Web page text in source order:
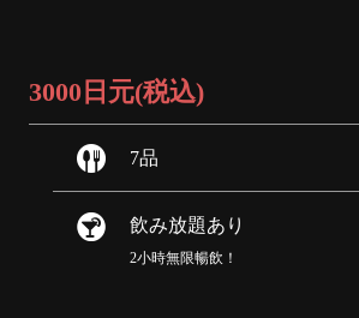
3000日元(税込)
7品
飲み放題あり
2小時無限暢飲！